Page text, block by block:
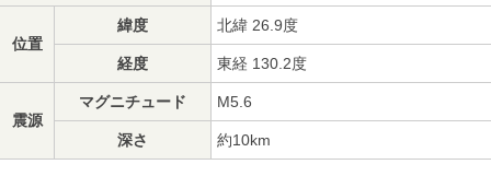
位置
緯度 北緯 26.9度
経度 東経 130.2度
震源
マグニチュード M5.6
深さ 約10km